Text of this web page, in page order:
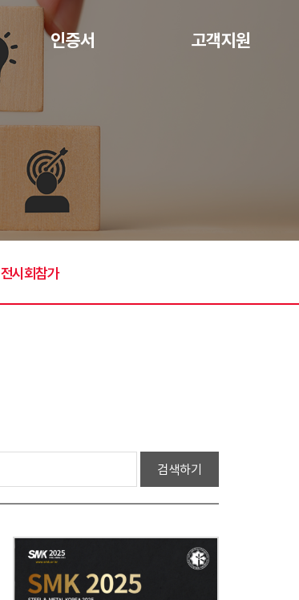
인증서
ROSSI
TECHTOP
BEGE
EMF
GGM
고객지원
전시회참가
검색하기